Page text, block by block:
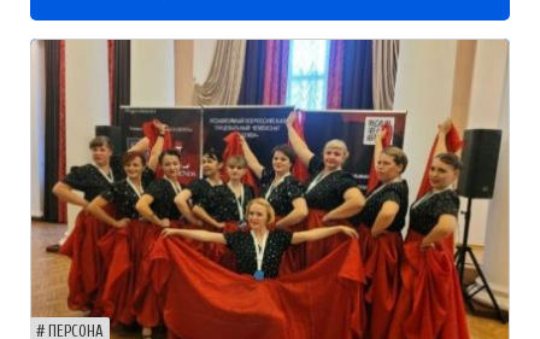
ПЕРСОНА